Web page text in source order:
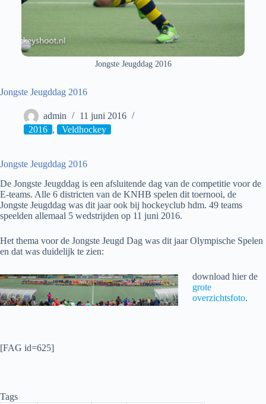
Jongste Jeugddag 2016
Jongste Jeugddag 2016
admin
11 juni 2016
2016 , Veldhockey
Jongste Jeugddag 2016
De Jongste Jeugddag is een afsluitende dag van de competitie voor de
E-teams. Alle 6 districten van de KNHB spelen dit toernooi, de
Jongste Jeugddag was dit jaar ook bij hockeyclub hdm. 49 teams
speelden allemaal 5 wedstrijden op 11 juni 2016.
Het thema voor de Jongste Jeugd Dag was dit jaar Olympische Spelen
en dat was duidelijk te zien:
download hier de
grote
overzichtsfoto.
[FAG id=625]
Tags